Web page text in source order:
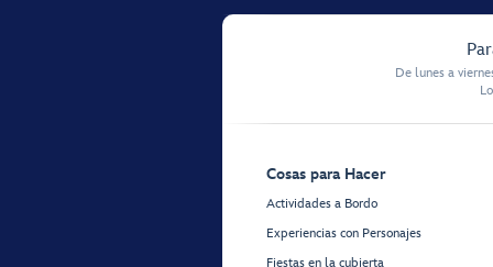
De lunes a
Cosas para Hacer
Actividades a Bordo
Experiencias con Personajes
Fiestas en la cubierta